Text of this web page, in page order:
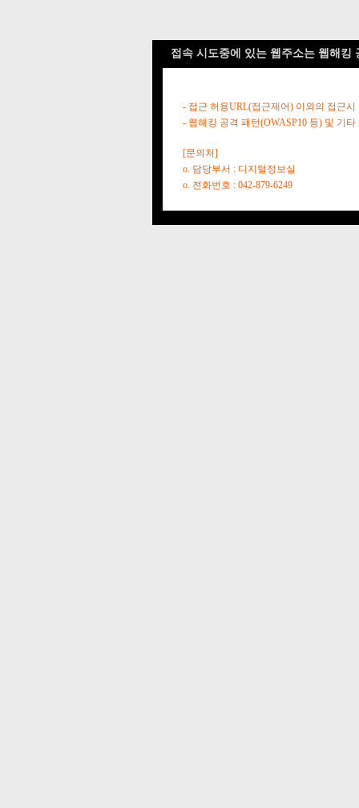
접속 시도중에 있는 웹주소는 웹해킹
- 접근 허용URL(접근제어) 이외의 접근시
- 웹해킹 공격 패턴(OWASP10 등) 및 기
[문의처]
o. 담당부서 : 디지털정보실
o. 전화번호 : 042-879-6249